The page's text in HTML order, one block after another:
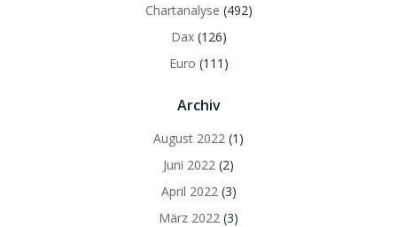
Chartanalyse (492)
Dax(126)
Euro (111)
Archiv
August 2022 (1)
Juni 2022 (2)
April 2022(3)
März 2022 (3)